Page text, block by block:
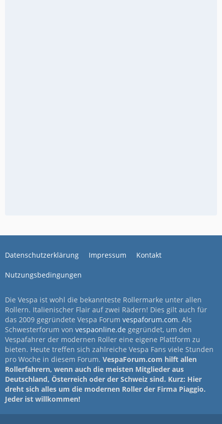
Datenschutzerklärung Impressum Kontakt
Nutzungsbedingungen
Die Vespa ist wohl die bekannteste Rollermarke unter allen
Rollern. Italienischer Flair auf zwei Rädern! Dies gilt auch für
das 2009 gegründete Vespa Forum vespaforum.com. Als
Schwesterforum von vespaonline.de gegründet, um den
Vespafahrer der modernen Roller eine eigene Plattform zu
bieten. Heute treffen sich zahlreiche Vespa Fans viele Stunden
pro Woche in diesem Forum. VespaForum.com hilft allen
Rollerfahrern, wenn auch die meisten Mitglieder aus
Deutschland, Österreich oder der Schweiz sind. Kurz: Hier
dreht sich alles um die modernen Roller der Firma Piaggio.
Jeder ist willkommen!